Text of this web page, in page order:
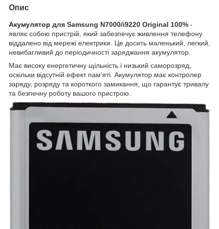
Опис
Акумулятор для Samsung N7000/i9220 Original 100% -
являє собою пристрій, який забезпечує живлення телефону
віддалено від мережі електрики. Це досить маленький, легкий,
невибагливий до періодичності заряджання акумулятор.
Має високу енергетичну щільність і низький саморозряд,
оскільки відсутній ефект пам'яті. Акумулятор має контролер
заряду, розряду та короткого замикання, що гарантує тривалу
та безпечну роботу вашого пристрою.